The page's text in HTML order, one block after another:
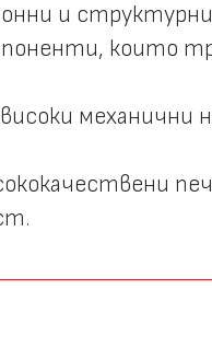
и
които
механични